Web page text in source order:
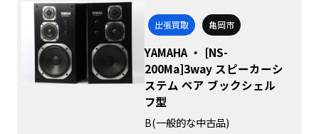
出張買取 亀岡市
YAMAHA ・ [NS-
200Ma]3way スピーカーシ
ステム ペア ブックシェル
フ型
B(一般的な中古品)